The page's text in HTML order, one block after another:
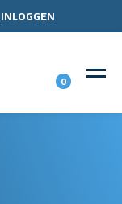
INLOGGEN
0